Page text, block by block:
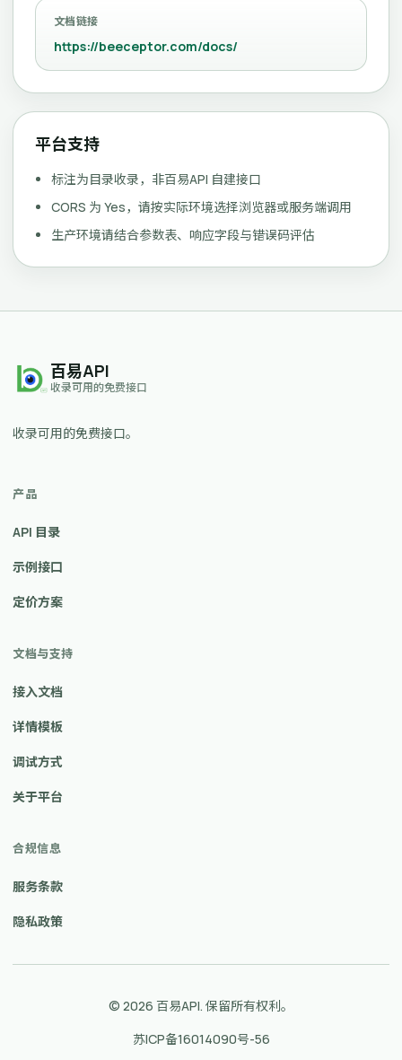
文档链接
https://beeceptor.com/docs/
平台支持
标注为目录收录，非百易API 自建接口
CORS 为 Yes，请按实际环境选择浏览器或服务端调用
生产环境请结合参数表、响应字段与错误码评估
百易API
收录可用的免费接口
收录可用的免费接口。
产品
API 目录
示例接口
定价方案
文档与支持
接入文档
详情模板
调试方式
关于平台
合规信息
服务条款
隐私政策
© 2026 百易API. 保留所有权利。
苏ICP备16014090号-56